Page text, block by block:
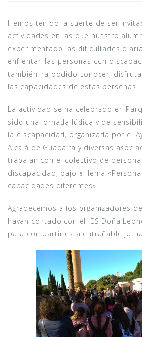
Hemos tenido la suerte de ser
actividades en las que nuestro
experimentado las dificultades
enfrentan las personas con
también ha podido conocer,
las capacidades de estas personas.
La actividad se ha celebrado en
sido una jornada lúdica y de
la discapacidad, organizada por el
Alcalá de Guadaíra y diversas
trabajan con el colectivo de
discapacidad, bajo el lema
capacidades diferentes».
Agradecemos a los organizadores
hayan contado con el IES Doña
para compartir esta entrañable